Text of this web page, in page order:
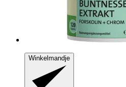
Winkelmandje